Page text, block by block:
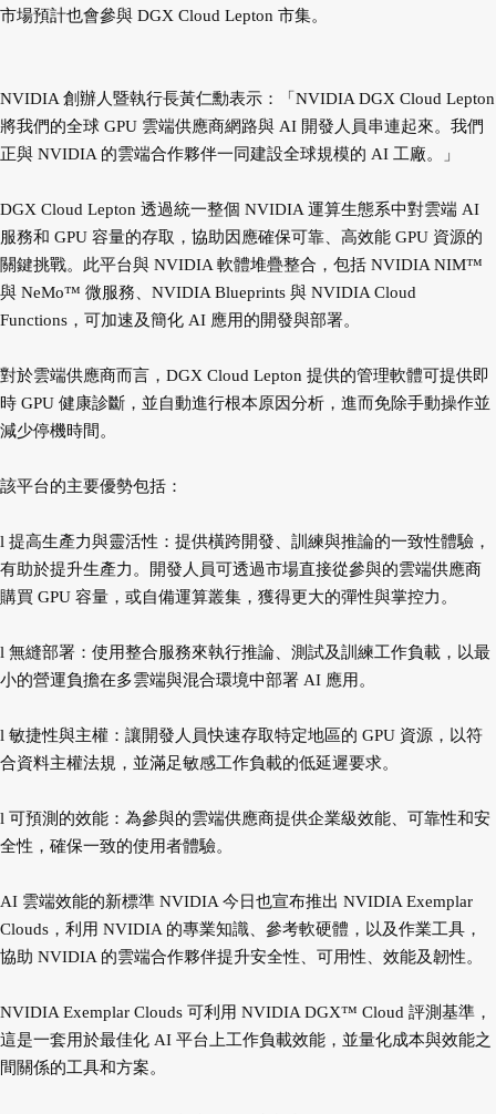
市場預計也會參與 DGX Cloud Lepton 市集。
NVIDIA 創辦人暨執行長黃仁勳表示：「NVIDIA DGX Cloud Lepton
將我們的全球 GPU 雲端供應商網路與 AI 開發人員串連起來。我們
正與 NVIDIA 的雲端合作夥伴一同建設全球規模的 AI 工廠。」
DGX Cloud Lepton 透過統一整個 NVIDIA 運算生態系中對雲端 AI
服務和 GPU 容量的存取，協助因應確保可靠、高效能 GPU 資源的
關鍵挑戰。此平台與 NVIDIA 軟體堆疊整合，包括 NVIDIA NIM™
與 NeMo™ 微服務、NVIDIA Blueprints 與 NVIDIA Cloud
Functions，可加速及簡化 AI 應用的開發與部署。
對於雲端供應商而言，DGX Cloud Lepton 提供的管理軟體可提供即
時 GPU 健康診斷，並自動進行根本原因分析，進而免除手動操作並
減少停機時間。
該平台的主要優勢包括：
l 提高生產力與靈活性：提供橫跨開發、訓練與推論的一致性體驗，
有助於提升生產力。開發人員可透過市場直接從參與的雲端供應商
購買 GPU 容量，或自備運算叢集，獲得更大的彈性與掌控力。
l 無縫部署：使用整合服務來執行推論、測試及訓練工作負載，以最
小的營運負擔在多雲端與混合環境中部署 AI 應用。
l 敏捷性與主權：讓開發人員快速存取特定地區的 GPU 資源，以符
合資料主權法規，並滿足敏感工作負載的低延遲要求。
l 可預測的效能：為參與的雲端供應商提供企業級效能、可靠性和安
全性，確保一致的使用者體驗。
AI 雲端效能的新標準 NVIDIA 今日也宣布推出 NVIDIA Exemplar
Clouds，利用 NVIDIA 的專業知識、參考軟硬體，以及作業工具，
協助 NVIDIA 的雲端合作夥伴提升安全性、可用性、效能及韌性。
NVIDIA Exemplar Clouds 可利用 NVIDIA DGX™ Cloud 評測基準，
這是一套用於最佳化 AI 平台上工作負載效能，並量化成本與效能之
間關係的工具和方案。